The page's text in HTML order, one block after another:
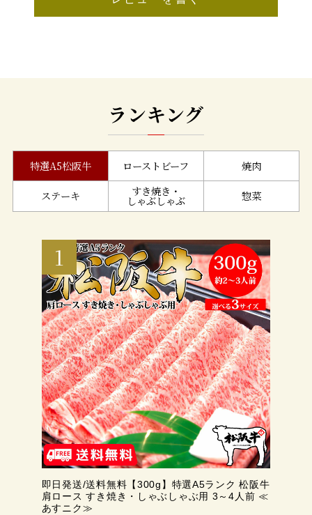
ランキング
特選A5松阪牛 ローストビーフ 焼肉
ステーキ すき焼き・
しゃぶしゃぶ 惣菜
即日発送/送料無料【300g】特選A5ランク 松阪牛
肩ロース すき焼き・しゃぶしゃぶ用 3～4人前 ≪
あすニク≫